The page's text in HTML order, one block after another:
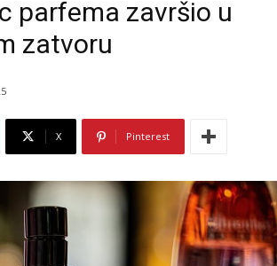
parfema završio u
zatvoru
X Pinterest